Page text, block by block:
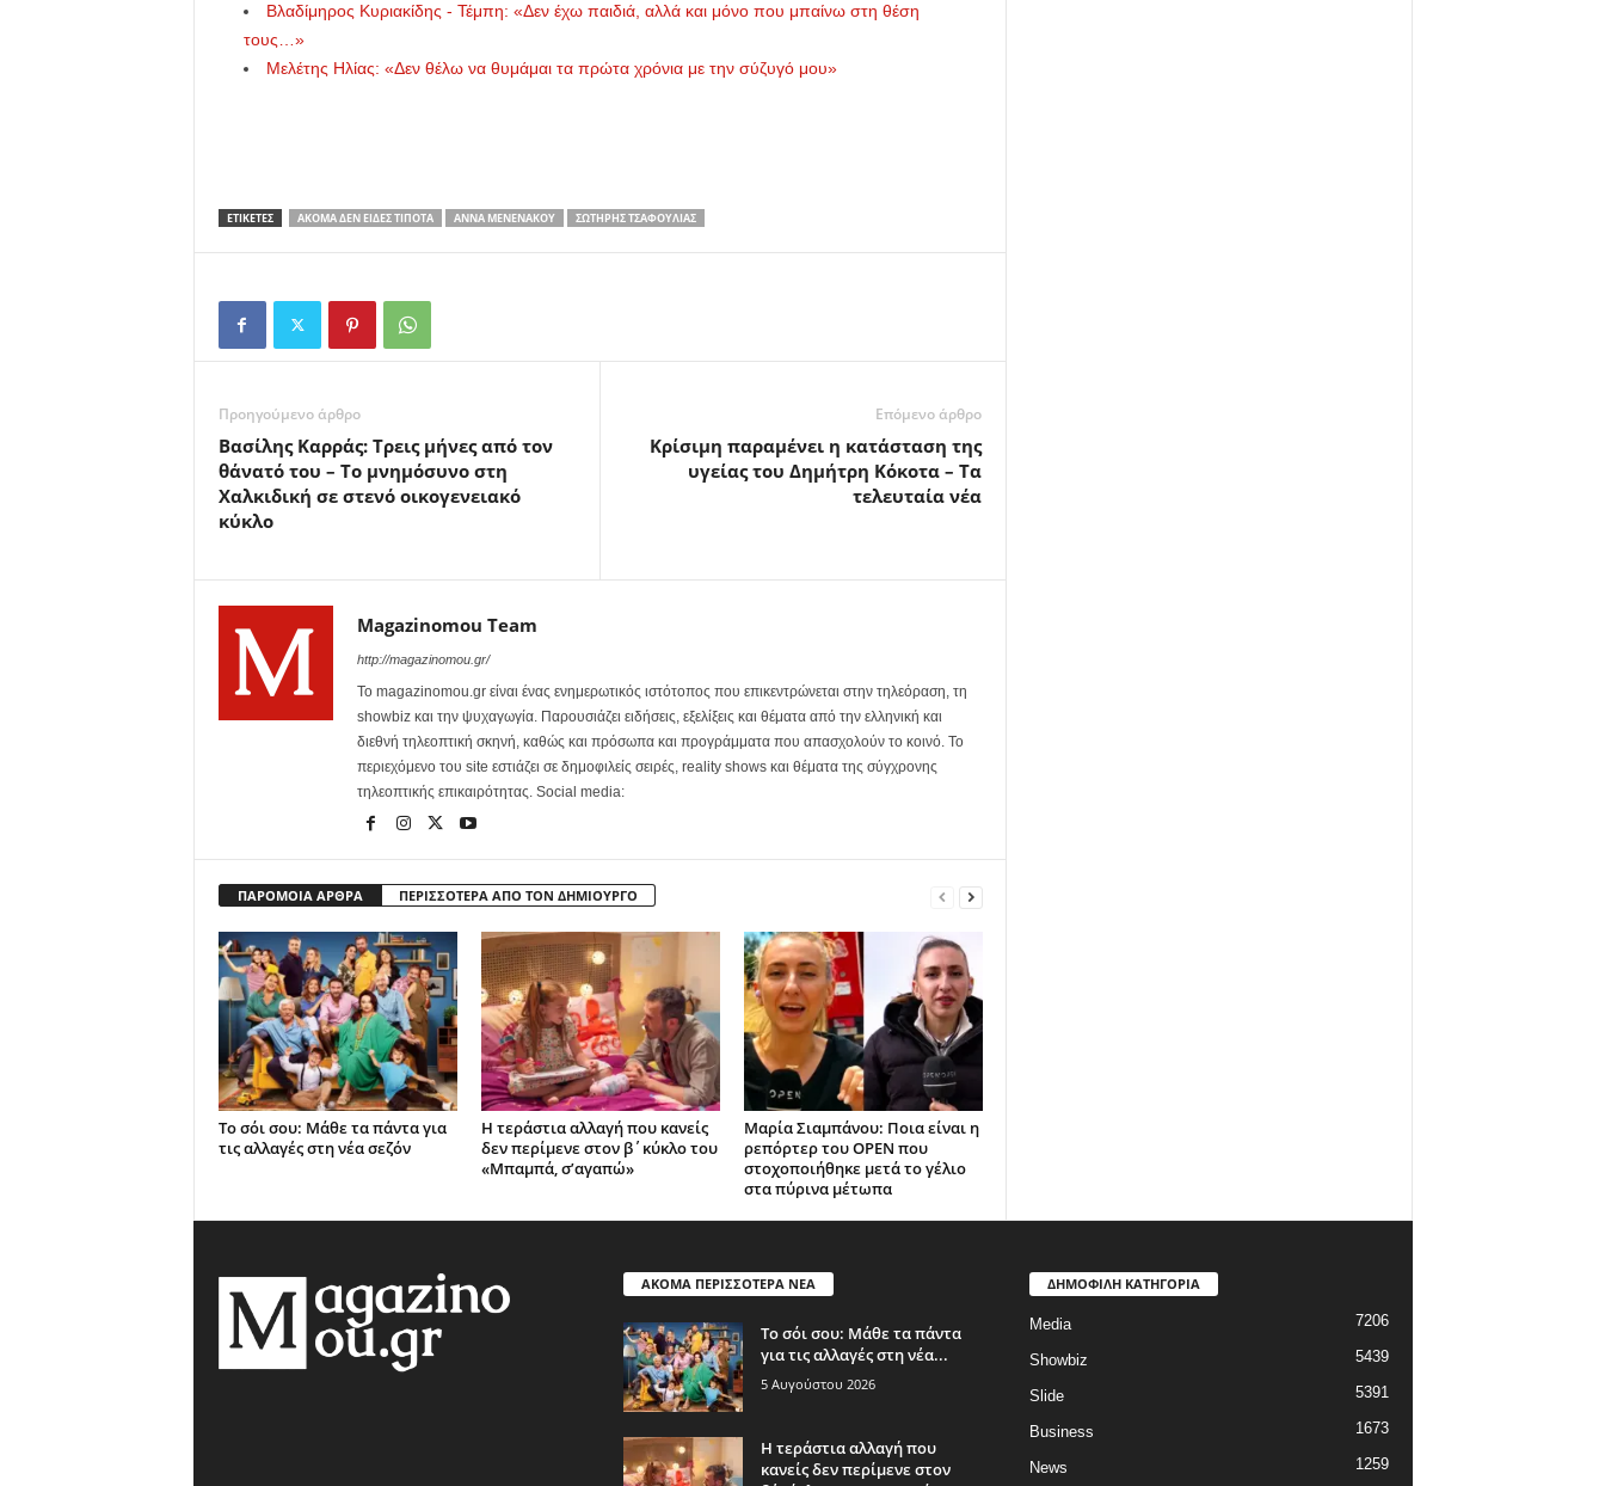
Βλαδίμηρος Κυριακίδης - Τέμπη: «Δεν έχω παιδιά, αλλά και μόνο που μπαίνω στη θέση
τους…»
Μελέτης Ηλίας: «Δεν θέλω να θυμάμαι τα πρώτα χρόνια με την σύζυγό μου»
ΕΤΙΚΕΤΕΣ ΑΚΌΜΑ ΔΕΝ ΕΊΔΕΣ ΤΊΠΟΤΑ ΆΝΝΑ ΜΕΝΕΝΆΚΟΥ ΣΩΤΉΡΗΣ ΤΣΑΦΟΎΛΙΑΣ
Προηγούμενο άρθρο
Βασίλης Καρράς: Τρεις μήνες από τον
θάνατό του – Το μνημόσυνο στη
Χαλκιδική σε στενό οικογενειακό
κύκλο
Επόμενο άρθρο
Kρίσιμη παραμένει η κατάσταση της
υγείας του Δημήτρη Κόκοτα – Τα
τελευταία νέα
Magazinomou Team
http://magazinomou.gr/
Το magazinomou.gr είναι ένας ενημερωτικός ιστότοπος που επικεντρώνεται στην τηλεόραση, τη
showbiz και την ψυχαγωγία. Παρουσιάζει ειδήσεις, εξελίξεις και θέματα από την ελληνική και
διεθνή τηλεοπτική σκηνή, καθώς και πρόσωπα και προγράμματα που απασχολούν το κοινό. Το
περιεχόμενο του site εστιάζει σε δημοφιλείς σειρές, reality shows και θέματα της σύγχρονης
τηλεοπτικής επικαιρότητας. Social media:
ΠΑΡΟΜΟΙΑ ΑΡΘΡΑ ΠΕΡΙΣΣΟΤΕΡΑ ΑΠΟ ΤΟΝ ΔΗΜΙΟΥΡΓΟ
Το σόι σου: Μάθε τα πάντα για
τις αλλαγές στη νέα σεζόν
Η τεράστια αλλαγή που κανείς
δεν περίμενε στον β΄κύκλο του
«Μπαμπά, σ’αγαπώ»
Μαρία Σιαμπάνου: Ποια είναι η
ρεπόρτερ του OPEN που
στοχοποιήθηκε μετά το γέλιο
στα πύρινα μέτωπα
ΑΚΟΜΑ ΠΕΡΙΣΣΟΤΕΡΑ ΝΕΑ
Το σόι σου: Μάθε τα πάντα
για τις αλλαγές στη νέα...
5 Αυγούστου 2026
Η τεράστια αλλαγή που
κανείς δεν περίμενε στον
ΔΗΜΟΦΙΛΗ ΚΑΤΗΓΟΡΙΑ
Media 7206
Showbiz 5439
Slide 5391
Business 1673
News 1259